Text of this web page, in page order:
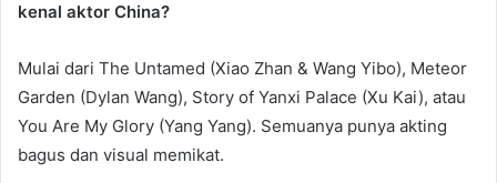
kenal aktor China?
Mulai dari The Untamed (Xiao Zhan & Wang Yibo), Meteor
Garden (Dylan Wang), Story of Yanxi Palace (Xu Kai), atau
You Are My Glory (Yang Yang). Semuanya punya akting
bagus dan visual memikat.